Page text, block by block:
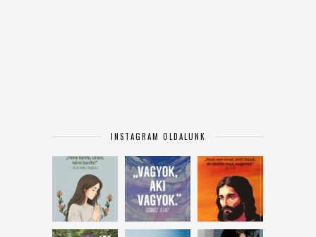
INSTAGRAM OLDALUNK